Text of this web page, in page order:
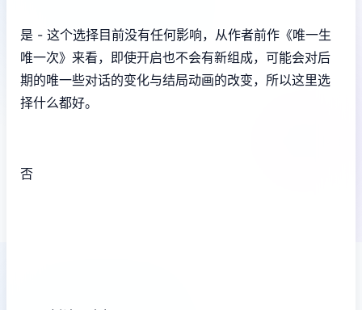
是 - 这个选择目前没有任何影响，从作者前作《唯一生
唯一次》来看，即使开启也不会有新组成，可能会对后
期的唯一些对话的变化与结局动画的改变，所以这里选
择什么都好。
否